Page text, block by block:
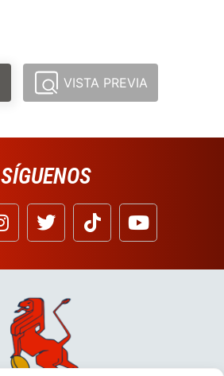
VISTA PREVIA
SÍGUENOS